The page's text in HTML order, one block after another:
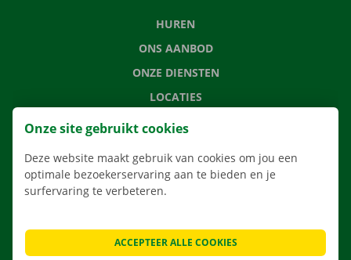
HUREN
ONS AANBOD
ONZE DIENSTEN
LOCATIES
APP
VEELGESTELDE VRAGEN
Onze site gebruikt cookies
Deze website maakt gebruik van cookies om jou een
optimale bezoekerservaring aan te bieden en je
surfervaring te verbeteren.
ACCEPTEER ALLE COOKIES